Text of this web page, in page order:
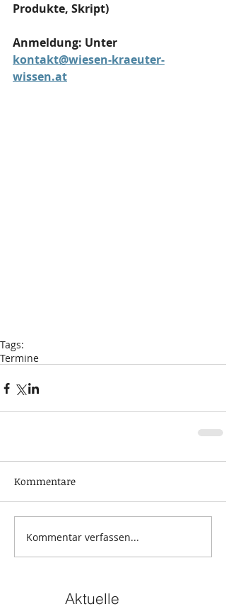
Produkte, Skript)
Anmeldung: Unter
kontakt@wiesen-kraeuter-
wissen.at
Tags:
Termine
Kommentare
Kommentar verfassen...
Aktuelle